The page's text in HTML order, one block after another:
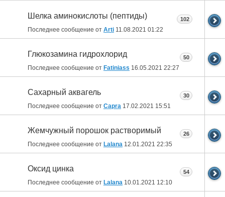
Шелка аминокислоты (пептиды)
Последнее сообщение от Arti 11.08.2021 01:22
102
Глюкозамина гидрохлорид
Последнее сообщение от Fatiniass 16.05.2021 22:27
50
Сахарный аквагель
Последнее сообщение от Capra 17.02.2021 15:51
30
Жемчужный порошок растворимый
Последнее сообщение от Lalana 12.01.2021 22:35
26
Оксид цинка
Последнее сообщение от Lalana 10.01.2021 12:10
54